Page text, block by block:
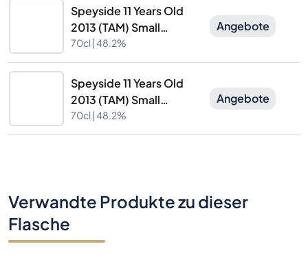
Speyside 11 Years Old
2013 (TAM) Small
Batch Edition 13
Signatory Vintage
70cl |48.2%
Angebote
Speyside 11 Years Old
2013 (TAM) Small
Batch Edition 13
Signatory Vintage
70cl |48.2%
Angebote
Verwandte Produkte zu dieser
Flasche